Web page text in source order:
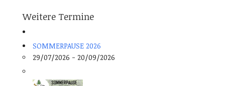
Weitere Termine
SOMMERPAUSE 2026
29/07/2026 - 20/09/2026